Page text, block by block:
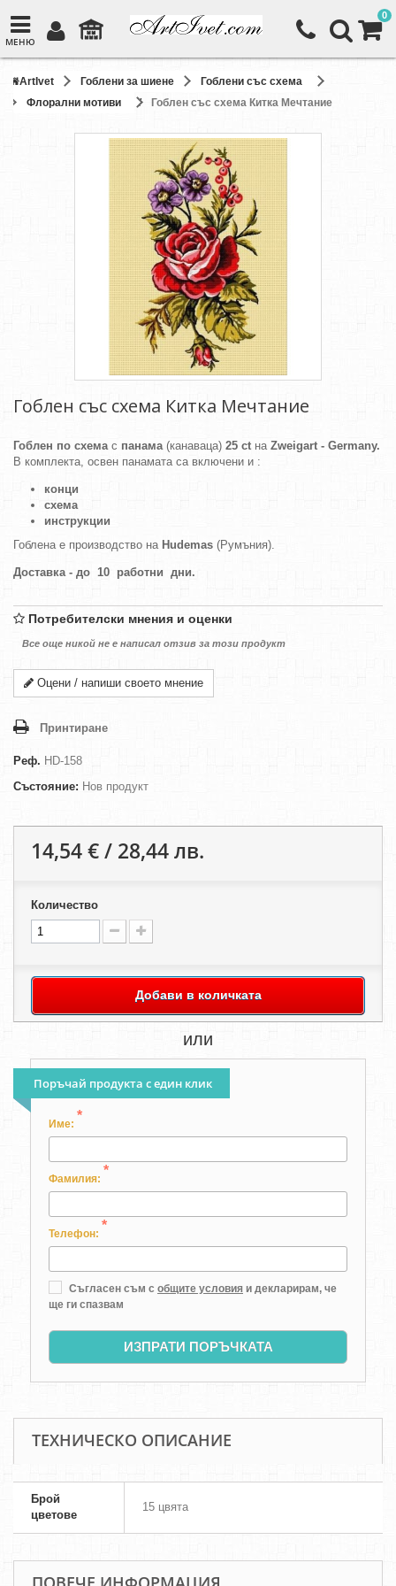
МЕНЮ
0
ArtIvet Гоблени за шиене
Гоблени със схема
Флорални мотиви
Гоблен със схема Китка Мечтание
Гоблен със схема Китка Мечтание
Гоблен по схемас панама(канаваца) 25 ctна Zweigart - Germany.
В комплекта, освен панамата са включени и :
конци
схема
инструкции
Гоблена е производство на Hudemas (Румъния).
Доставка - до 10 работни дни.
Потребителски мнения и оценки
Все още никой не е написал отзив за този продукт
Оцени / напиши своето мнение
Принтиране
Реф. HD-158
Състояние: Нов продукт
14,54 € / 28,44 лв.
Количество
Добави в количката
или
Поръчай продукта с един клик
Име:
*
Фамилия:
*
Телефон:
*
Съгласен съм с общите условия и декларирам, че
ще ги спазвам
ИЗПРАТИ ПОРЪЧКАТА
ТЕХНИЧЕСКО ОПИСАНИЕ
Брой
цветове
15 цвята